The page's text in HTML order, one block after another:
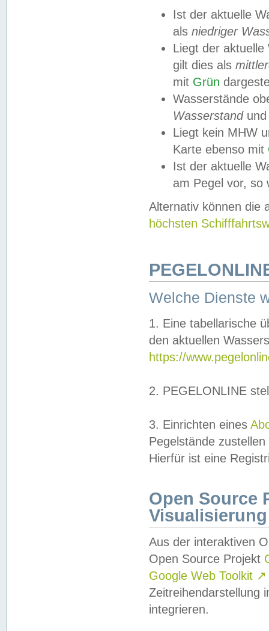
Ist der aktuelle
als niedriger
Liegt der
gilt dies als
mit Grün
Wasserstände
Wasserstandund
Liegt kein MHW
Karte ebenso mit
Ist der aktuelle
am Pegel vor,
Alternativ können die
höchsten
Welche Dienste
1. Eine tabellarische
den aktuellen
https://
2. PEGELONLINE
3. Einrichten eines
Pegelstände
Hierfür ist eine
Open Source
Visualisierung
Aus der interaktiven
Open Source Projekt
Google Web Toolkit ↗
Zeitreihendarstellung
integrieren.